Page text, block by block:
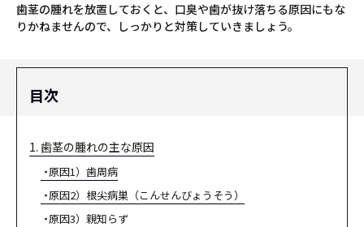
歯茎の腫れを放置しておくと、口臭や歯が抜け落ちる原因にもな
りかねませんので、しっかりと対策していきましょう。
目次
1. 歯茎の腫れの主な原因
原因1）歯周病
原因2）根尖病巣（こんせんびょうそう）
原因3）親知らず